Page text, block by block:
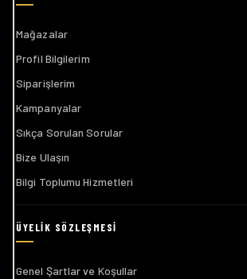
Mağazalar
Profil Bilgilerim
Siparişlerim
Kampanyalar
Sıkça Sorulan Sorular
Bize Ulaşın
Bilgi Toplumu Hizmetleri
Genel Şartlar ve Koşullar